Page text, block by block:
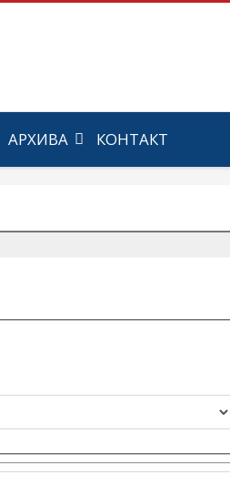
АРХИВА КОНТАКТ